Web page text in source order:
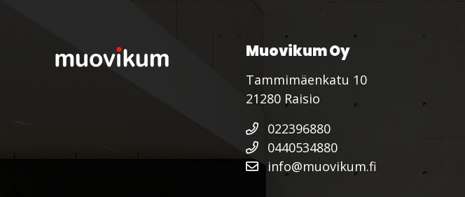
Muovikum Oy
Tammimäenkatu 10
21280 Raisio
022396880
0440534880
info@muovikum.fi